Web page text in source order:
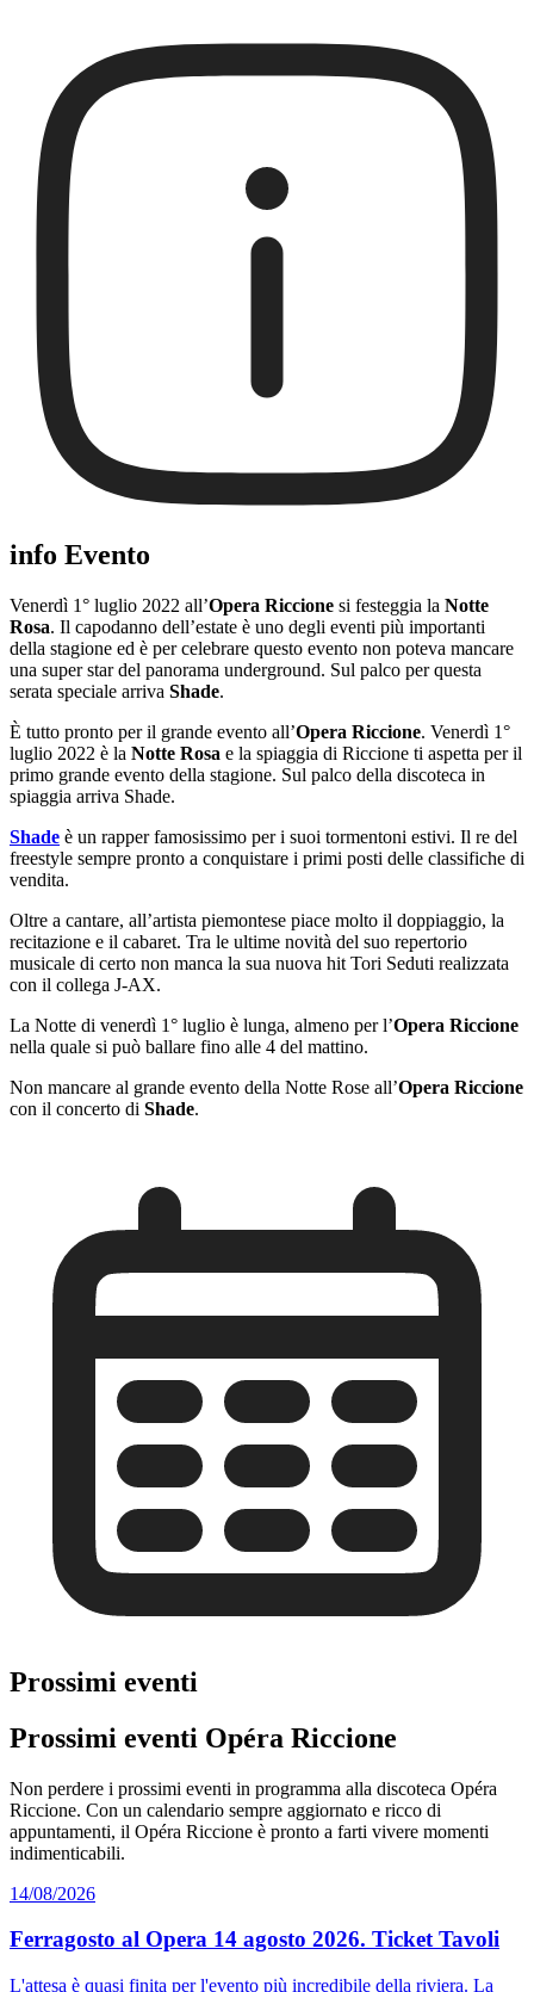
info Evento
Venerdì 1° luglio 2022 all’Opera Riccione si festeggia la Notte
Rosa. Il capodanno dell’estate è uno degli eventi più importanti
della stagione ed è per celebrare questo evento non poteva mancare
una super star del panorama underground. Sul palco per questa
serata speciale arriva Shade.
È tutto pronto per il grande evento all’Opera Riccione. Venerdì 1°
luglio 2022 è la Notte Rosa e la spiaggia di Riccione ti aspetta per il
primo grande evento della stagione. Sul palco della discoteca in
spiaggia arriva Shade.
Shade è un rapper famosissimo per i suoi tormentoni estivi. Il re del
freestyle sempre pronto a conquistare i primi posti delle classifiche di
vendita.
Oltre a cantare, all’artista piemontese piace molto il doppiaggio, la
recitazione e il cabaret. Tra le ultime novità del suo repertorio
musicale di certo non manca la sua nuova hit Tori Seduti realizzata
con il collega J-AX.
La Notte di venerdì 1° luglio è lunga, almeno per l’Opera Riccione
nella quale si può ballare fino alle 4 del mattino.
Non mancare al grande evento della Notte Rose all’Opera Riccione
con il concerto di Shade.
Prossimi eventi
Prossimi eventi Opéra Riccione
Non perdere i prossimi eventi in programma alla discoteca Opéra
Riccione. Con un calendario sempre aggiornato e ricco di
appuntamenti, il Opéra Riccione è pronto a farti vivere momenti
indimenticabili.
14/08/2026
Ferragosto al Opera 14 agosto 2026. Ticket Tavoli
L'attesa è quasi finita per l'evento più incredibile della riviera. La